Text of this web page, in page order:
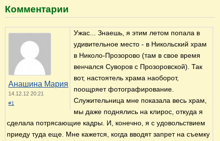
Комментарии
Анашина Мария
14.12.12 20:21
#1
Ужас... Знаешь, я этим летом попала в
удивительное место - в Никольский храм
в Николо-Прозорово (там в свое время
венчался Суворов с Прозоровской). Так
вот, настоятель храма наоборот,
поощряет фотографирование.
Служительница мне показала весь храм,
мы даже поднялись на клирос, откуда я
сделала потрясающие кадры. И, конечно, я с удовольствием
приеду туда еще. Мне кажется, когда вводят запрет на съемку